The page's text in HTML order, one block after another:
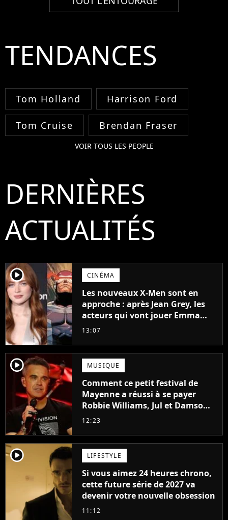
TENDANCES
Tom Holland Harrison Ford
Tom Cruise Brendan Fraser
VOIR TOUS LES PEOPLE
DERNIÈRES
ACTUALITÉS
player2 CINÉMA
Les nouveaux X-Men sont en
approche : après Jean Grey, les
acteurs qui vont jouer Emma
Frost et Cyclope trouvés !
13:07
player2 MUSIQUE
Comment ce petit festival de
Mayenne a réussi à se payer
Robbie Williams, Jul et Damso
cette année ?
12:23
player2 LIFESTYLE
Si vous aimez 24 heures chrono,
cette future série de 2027 va
devenir votre nouvelle obsession
11:12